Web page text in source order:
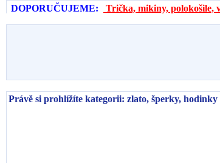
DOPORUČUJEME: Trička, mikiny, polokošile,
Právě si prohlížíte kategorii: zlato, šperky, hodinky